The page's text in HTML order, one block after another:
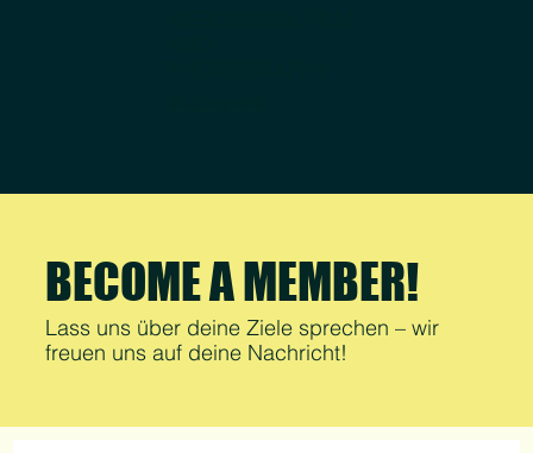
BECOME A MEMBER!
Lass uns über deine Ziele sprechen – wir
freuen uns auf deine Nachricht!